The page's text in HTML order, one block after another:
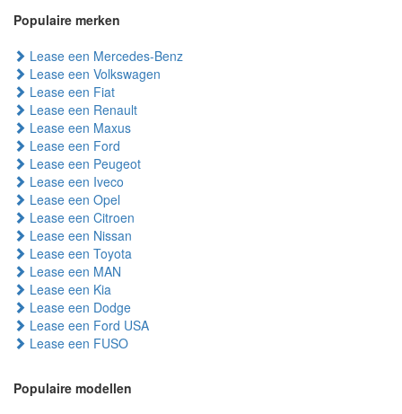
Populaire merken
Lease een Mercedes-Benz
Lease een Volkswagen
Lease een Fiat
Lease een Renault
Lease een Maxus
Lease een Ford
Lease een Peugeot
Lease een Iveco
Lease een Opel
Lease een Citroen
Lease een Nissan
Lease een Toyota
Lease een MAN
Lease een Kia
Lease een Dodge
Lease een Ford USA
Lease een FUSO
Populaire modellen